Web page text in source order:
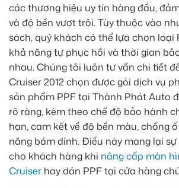
các thương hiệu uy tín hàng đầu,
và độ bền vượt trội. Tùy thuộc vào
sách, quý khách có thể lựa chọn loại
khả năng tự phục hồi và thời gian
nhau. Chúng tôi luôn tư vấn chi tiết
Cruiser 2012 chọn được gói dịch vụ
sản phẩm PPF tại Thành Phát Auto
rõ ràng, kèm theo chế độ bảo hành
hạn, cam kết về độ bền màu, chống
năng bám dính. Điều này mang lại
cho khách hàng khi nâng cấp màn
Cruiser hay dán PPF tại cửa hàng